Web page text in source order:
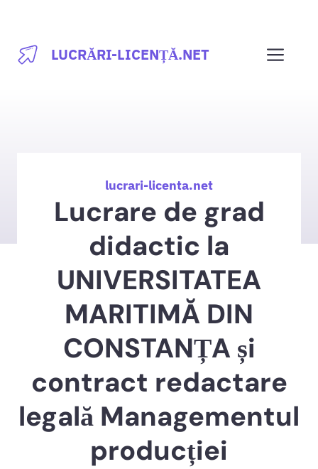
conținut
LUCRĂRI-LICENȚĂ.NET
lucrari-licenta.net
Lucrare de grad
didactic la
UNIVERSITATEA
MARITIMĂ DIN
CONSTANȚA și
contract redactare
legală Managementul
producției